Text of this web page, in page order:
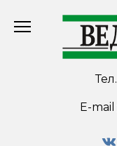
Тел.
E-mail